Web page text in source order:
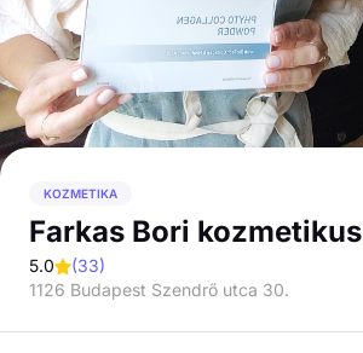
KOZMETIKA
Farkas Bori kozmetikus
5.0 (33)
1126 Budapest Szendrő utca 30.